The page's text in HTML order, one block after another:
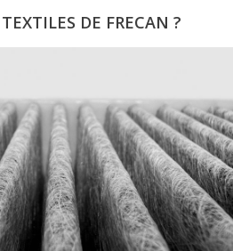
DE FRECAN ?